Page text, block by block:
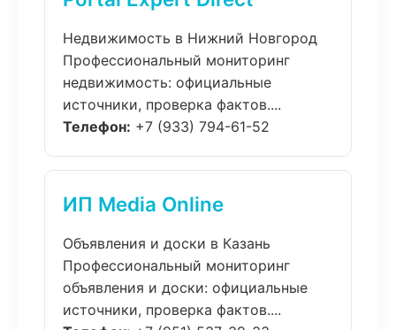
Недвижимость в Нижний Новгород
Профессиональный мониторинг
недвижимость: официальные
источники, проверка фактов....
Телефон: +7 (933) 794-61-52
ИП Media Online
Объявления и доски в Казань
Профессиональный мониторинг
объявления и доски: официальные
источники, проверка фактов....